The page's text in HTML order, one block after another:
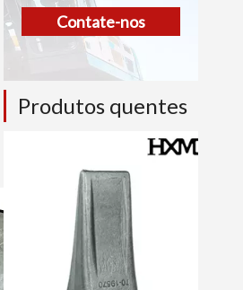
Contate-nos
Produtos quentes